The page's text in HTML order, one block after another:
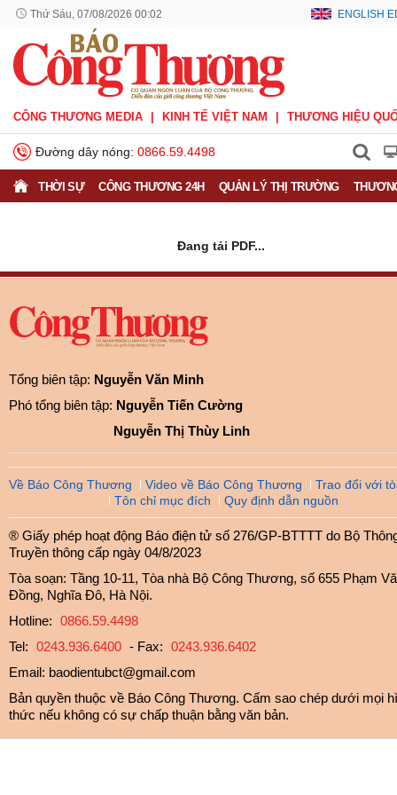
Thứ Sáu, 07/08/2026 00:02 ENGLISH
CÔNG THƯƠNG MEDIA KINH TẾ VIỆT NAM THƯƠNG HIỆU
Đường dây nóng: 0866.59.4498
THỜI SỰ CÔNG THƯƠNG 24H QUẢN LÝ THỊ TRƯỜNG
Đang tải PDF...
Tổng biên tập: Nguyễn Văn Minh
Phó tổng biên tập: Nguyễn Tiến Cường
Nguyễn Thị Thùy Linh
Về Báo Công Thương Video về Báo Công Thương
Trao đổi với
Tôn chỉ mục đích
Quy định dẫn nguồn
® Giấy phép hoạt động Báo điện tử số 276/GP-BTTTT do Bộ
Truyền thông cấp ngày 04/8/2023
Tòa soạn: Tầng 10-11, Tòa nhà Bộ Công Thương, số 655 Phạm
Đồng, Nghĩa Đô, Hà Nội.
Hotline: 0866.59.4498
Tel: 0243.936.6400 - Fax: 0243.936.6402
Email: baodientubct@gmail.com
Bản quyền thuộc về Báo Công Thương. Cấm sao chép dưới mọi
thức nếu không có sự chấp thuận bằng văn bản.